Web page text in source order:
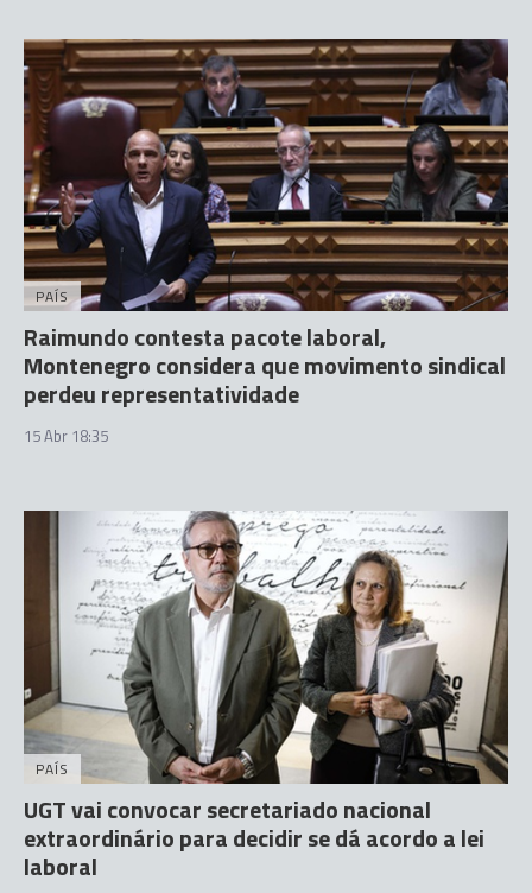
PAÍS
Raimundo contesta pacote laboral,
Montenegro considera que movimento sindical
perdeu representatividade
15 Abr 18:35
PAÍS
UGT vai convocar secretariado nacional
extraordinário para decidir se dá acordo a lei
laboral